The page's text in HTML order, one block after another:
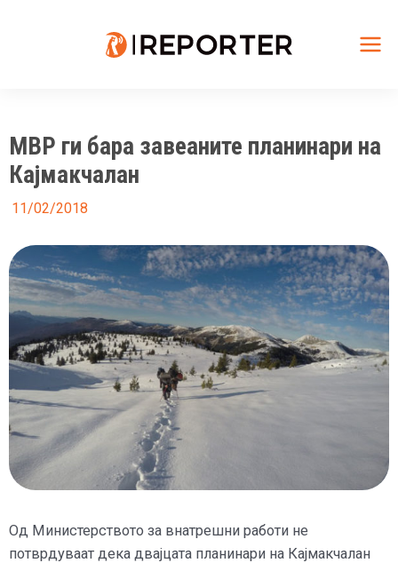
МВР ги бара завеаните планинари на
Кајмакчалан
11/02/2018
Од Министерството за внатрешни работи не
потврдуваат дека двајцата планинари на Кајмакчалан